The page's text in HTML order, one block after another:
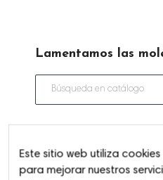
Lamentamos las
Este sitio web utiliza
para mejorar nuestros